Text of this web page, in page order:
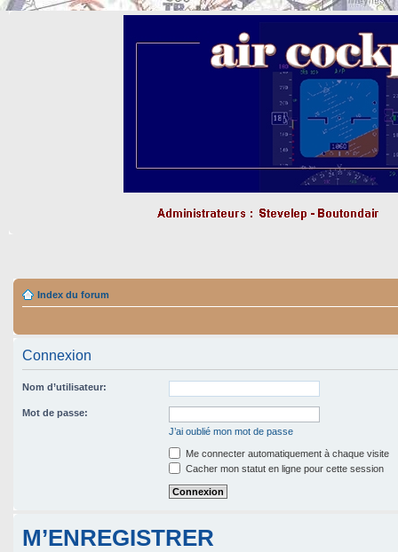
Index du forum
Connexion
Nom d’utilisateur:
Mot de passe:
J’ai oublié mon mot de passe
Me connecter automatiquement à chaque visite
Cacher mon statut en ligne pour cette session
M’ENREGISTRER